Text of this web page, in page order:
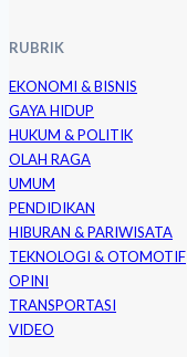
RUBRIK
EKONOMI & BISNIS
GAYA HIDUP
HUKUM & POLITIK
OLAH RAGA
UMUM
PENDIDIKAN
HIBURAN & PARIWISATA
TEKNOLOGI & OTOMOTIF
OPINI
TRANSPORTASI
VIDEO